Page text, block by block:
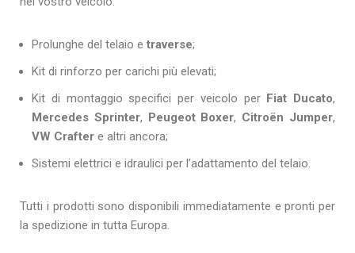
Prolunghe del telaio e traverse;
Kit di rinforzo per carichi più elevati;
Kit di montaggio specifici per veicolo per Fiat Ducato,
Mercedes Sprinter, Peugeot Boxer, Citroën Jumper,
VW Crafter e altri ancora;
Sistemi elettrici e idraulici per l’adattamento del telaio.
Tutti i prodotti sono disponibili immediatamente e pronti per
la spedizione in tutta Europa.